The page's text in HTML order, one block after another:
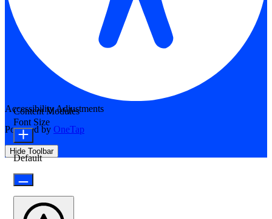
Accessibility Adjustments
Powered by OneTap
Hide Toolbar
Content Modules
Font Size
Default